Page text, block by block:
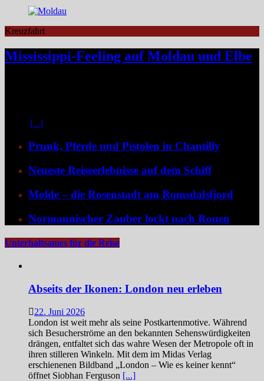
Kreuzfahrt
Mississippi-Feeling auf Moldau und Elbe
[...]
Prunk, Pferde und Pistolen in Chantilly
Neueste Reiseerlebnisse auf dem Schiff
Molde – die Rosenstadt am Romsdalsfjord
Normannischer Zauber lockt nach Rouen
Unterhaltsames für die Reise
Abseits der Ikonen: London neu erleben
22. Juni 2026
London ist weit mehr als seine Postkartenmotive. Während
sich Besucherströme an den bekannten Sehenswürdigkeiten
drängen, entfaltet sich das wahre Wesen der Metropole oft in
ihren stilleren Winkeln. Mit dem im Midas Verlag
erschienenen Bildband „London – Wie es keiner kennt“
öffnet Siobhan Ferguson [...]